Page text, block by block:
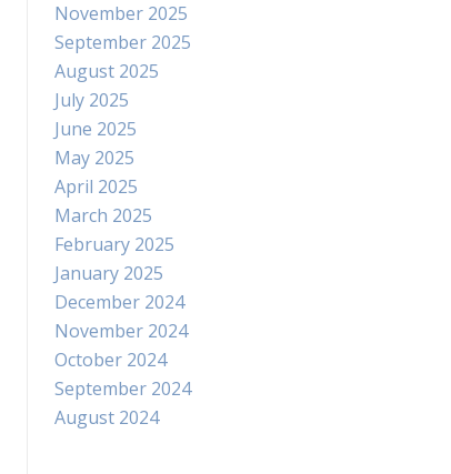
November 2025
September 2025
August 2025
July 2025
June 2025
May 2025
April 2025
March 2025
February 2025
January 2025
December 2024
November 2024
October 2024
September 2024
August 2024